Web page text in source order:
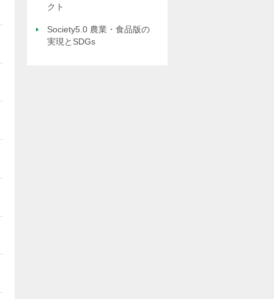
クト
Society5.0 農業・食品版の
実現とSDGs